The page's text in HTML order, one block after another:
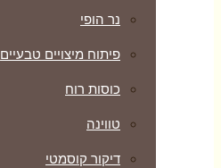
נר הופי
פיתוח מיצויים טבעיים
כוסות רוח
טווינה
דיקור קוסמטי